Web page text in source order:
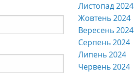
Листопад 2024
Жовтень 2024
Вересень 2024
Серпень 2024
Липень 2024
Червень 2024